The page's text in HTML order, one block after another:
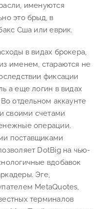
именуются
это брыд, в
Сша или еврик.
в видах брокера,
именем, стараются не
фиксации
а еще логин в видах
отдельном аккаунте
своими счетами
операции.
поставщиками
DotBig на чью-
вдобавок
Эге,
MetaQuotes,
терминалов